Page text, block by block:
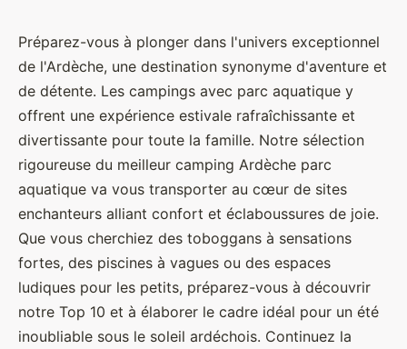
Préparez-vous à plonger dans l'univers exceptionnel
de l'Ardèche, une destination synonyme d'aventure et
de détente. Les campings avec parc aquatique y
offrent une expérience estivale rafraîchissante et
divertissante pour toute la famille. Notre sélection
rigoureuse du meilleur camping Ardèche parc
aquatique va vous transporter au cœur de sites
enchanteurs alliant confort et éclaboussures de joie.
Que vous cherchiez des toboggans à sensations
fortes, des piscines à vagues ou des espaces
ludiques pour les petits, préparez-vous à découvrir
notre Top 10 et à élaborer le cadre idéal pour un été
inoubliable sous le soleil ardéchois. Continuez la